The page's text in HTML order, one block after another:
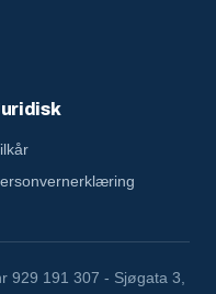
929 191 307 - Sjøgata 3,